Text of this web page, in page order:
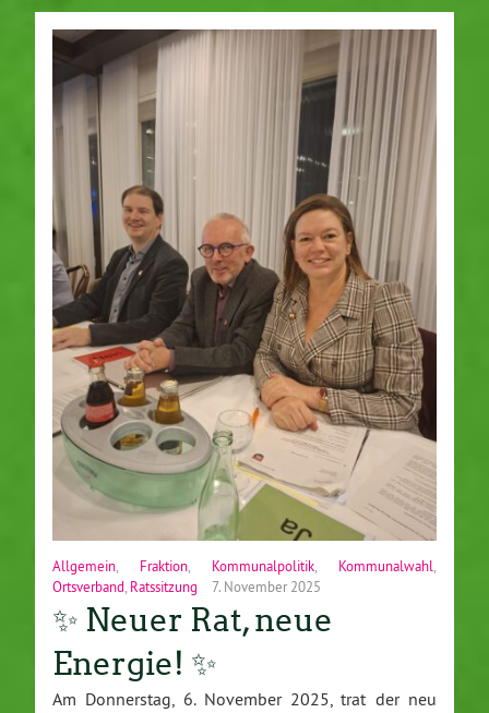
Allgemein, Fraktion, Kommunalpolitik, Kommunalwahl,
Ortsverband, Ratssitzung 7. November 2025
✨ Neuer Rat, neue
Energie! ✨
Am Donnerstag, 6. November 2025, trat der neu